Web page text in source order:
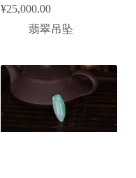
¥25,000.00
翡翠吊坠